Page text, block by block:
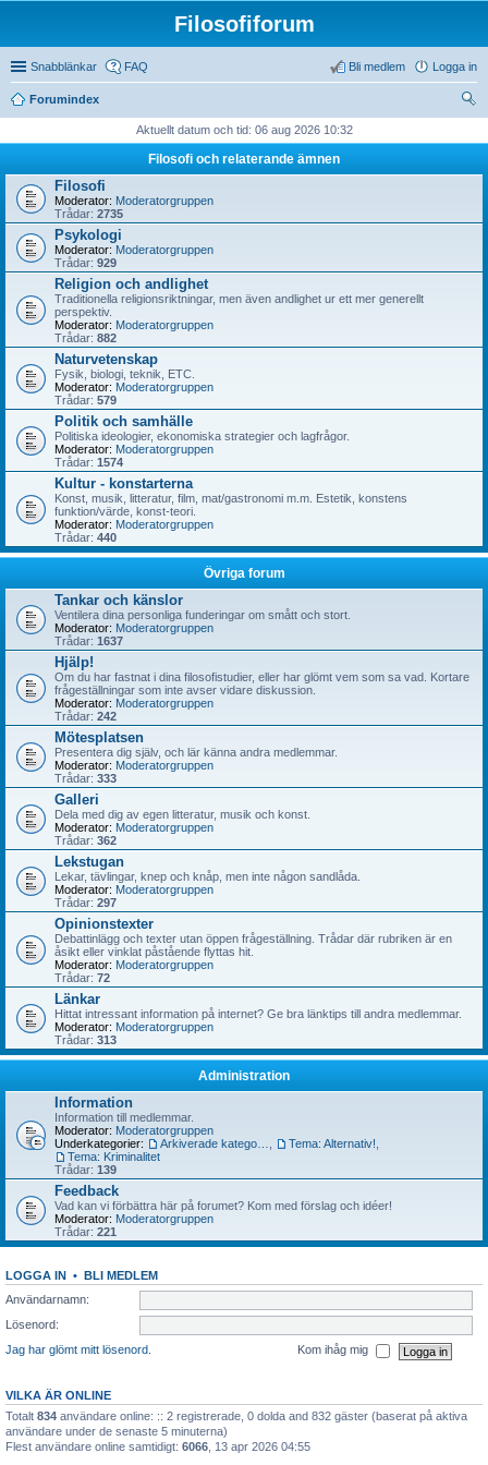
Filosofiforum
Snabblänkar FAQ Logga in
Bli medlem
Forumindex
Aktuellt datum och tid: 06 aug 2026 10:32
Filosofi och relaterande ämnen
Filosofi
Moderator: Moderatorgruppen
Trådar: 2735
Psykologi
Moderator: Moderatorgruppen
Trådar: 929
Religion och andlighet
Traditionella religionsriktningar, men även andlighet ur ett mer generellt
perspektiv.
Moderator: Moderatorgruppen
Trådar: 882
Naturvetenskap
Fysik, biologi, teknik, ETC.
Moderator: Moderatorgruppen
Trådar: 579
Politik och samhälle
Politiska ideologier, ekonomiska strategier och lagfrågor.
Moderator: Moderatorgruppen
Trådar: 1574
Kultur - konstarterna
Konst, musik, litteratur, film, mat/gastronomi m.m. Estetik, konstens
funktion/värde, konst-teori.
Moderator: Moderatorgruppen
Trådar: 440
Övriga forum
Tankar och känslor
Ventilera dina personliga funderingar om smått och stort.
Moderator: Moderatorgruppen
Trådar: 1637
Hjälp!
Om du har fastnat i dina filosofistudier, eller har glömt vem som sa vad. Kortare
frågeställningar som inte avser vidare diskussion.
Moderator: Moderatorgruppen
Trådar: 242
Mötesplatsen
Presentera dig själv, och lär känna andra medlemmar.
Moderator: Moderatorgruppen
Trådar: 333
Galleri
Dela med dig av egen litteratur, musik och konst.
Moderator: Moderatorgruppen
Trådar: 362
Lekstugan
Lekar, tävlingar, knep och knåp, men inte någon sandlåda.
Moderator: Moderatorgruppen
Trådar: 297
Opinionstexter
Debattinlägg och texter utan öppen frågeställning. Trådar där rubriken är en
åsikt eller vinklat påstående flyttas hit.
Moderator: Moderatorgruppen
Trådar: 72
Länkar
Hittat intressant information på internet? Ge bra länktips till andra medlemmar.
Moderator: Moderatorgruppen
Trådar: 313
Administration
Information
Information till medlemmar.
Moderator: Moderatorgruppen
Underkategorier:
Tema: Alternativ!
Tema: Kriminalitet
Trådar: 139
Feedback
Vad kan vi förbättra här på forumet? Kom med förslag och idéer!
Moderator: Moderatorgruppen
Trådar: 221
LOGGA IN • BLI MEDLEM
Användarnamn:
Lösenord:
Jag har glömt mitt lösenord.
Kom ihåg mig
VILKA ÄR ONLINE
Totalt 834 användare online: :: 2 registrerade, 0 dolda and 832 gäster (baserat på aktiva
användare under de senaste 5 minuterna)
Flest användare online samtidigt: 6066 , 13 apr 2026 04:55